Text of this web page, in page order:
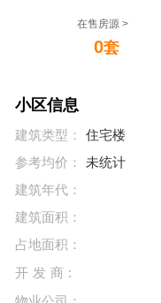
在售房源 >
0套
小区信息
建筑类型： 住宅楼
参考均价：
未统计
建筑年代：
建筑面积：
占地面积：
开发商: